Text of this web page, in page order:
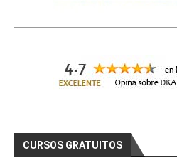
CURSOS GRATUITOS